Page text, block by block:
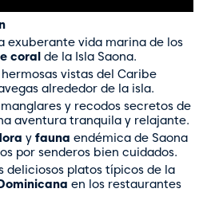
exuberante vida marina de los
coral de la Isla Saona.
vistas del Caribe
alrededor de la isla.
y recodos secretos de
aventura tranquila y relajante.
y fauna endémica de Saona
por senderos bien cuidados.
deliciosos platos típicos de la
en los restaurantes